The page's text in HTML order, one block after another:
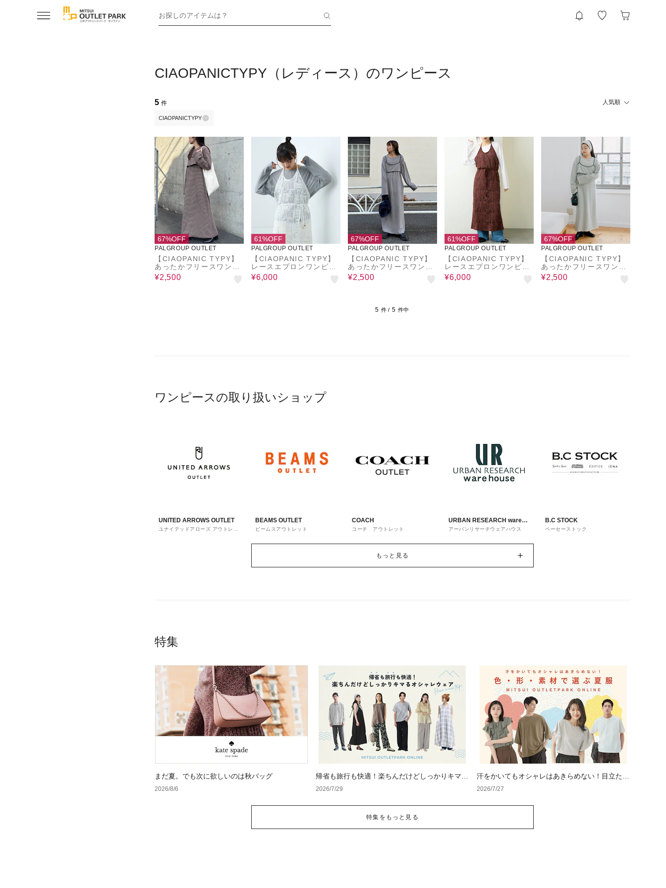
お探しのアイテムは？
CIAOPANICTYPY（レディース）のワンピース
5 件 人気順
CIAOPANICTYPY
67%OFF
PALGROUP OUTLET
【CIAOPANIC TYPY】
あったかフリースワンピ
ース
¥2,500
61%OFF
PALGROUP OUTLET
【CIAOPANIC TYPY】
レースエプロンワンピー
ス
¥6,000
67%OFF
PALGROUP OUTLET
【CIAOPANIC TYPY】
あったかフリースワンピ
ース
¥2,500
61%OFF
PALGROUP OUTLET
【CIAOPANIC TYPY】
レースエプロンワンピー
ス
¥6,000
67%OFF
PALGROUP OUTLET
【CIAOPANIC TYPY】
あったかフリースワンピ
ース
¥2,500
5 件 / 5 件中
ワンピースの取り扱いショップ
UNITED ARROWS OUTLET
ユナイテッドアローズ アウトレッ
BEAMS OUTLET
ビームスアウトレット
COACH
コーチ アウトレット
URBAN RESEARCH ware
house
アーバンリサーチウェアハウス
B.C STOCK
ベーセーストック
もっと見る
特集
まだ夏。でも次に欲しいのは秋バッグ
2026/8/6
帰省も旅行も快適！楽ちんだけどしっかりキマる
オシャレウェア特集
2026/7/29
汗をかいてもオシャレはあきらめない！目立たな
い色・形・素材の服をアウトレットで
2026/7/27
特集をもっと見る